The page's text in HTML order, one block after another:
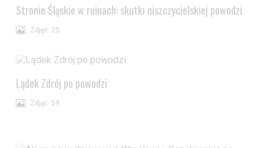
Stronie Śląskie w ruinach: skutki niszczycielskiej powodzi
Zdjęć: 25
Lądek Zdrój po powodzi
Zdjęć: 59